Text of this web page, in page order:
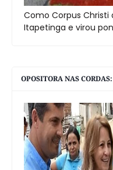
Como Corpus Christi
Itapetinga e virou
OPOSITORA NAS CORDAS: